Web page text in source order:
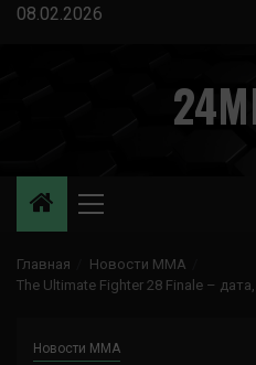
Перейти
08.02.2026
Основное
Главная
Новости ММА
The Ultimate Fighter 28 Finale –
Новости ММА